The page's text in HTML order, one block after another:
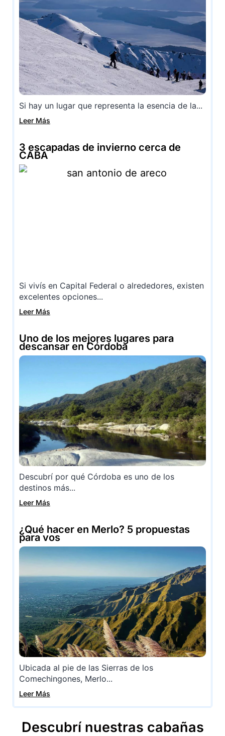
Si hay un lugar que representa la esencia de la...
Leer Más
3 escapadas de invierno cerca de
CABA
Si vivís en Capital Federal o alrededores, existen
excelentes opciones...
Leer Más
Uno de los mejores lugares para
descansar en Córdoba
Descubrí por qué Córdoba es uno de los
destinos más...
Leer Más
¿Qué hacer en Merlo? 5 propuestas
para vos
Ubicada al pie de las Sierras de los
Comechingones, Merlo...
Leer Más
Descubrí nuestras cabañas